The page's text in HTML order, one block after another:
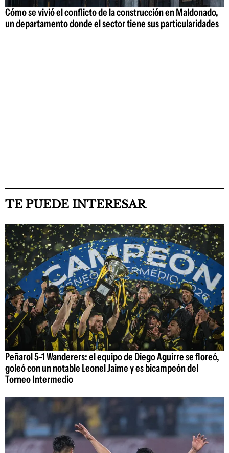
Cómo se vivió el conflicto de la construcción en Maldonado,
un departamento donde el sector tiene sus particularidades
TE PUEDE INTERESAR
Peñarol 5-1 Wanderers: el equipo de Diego Aguirre se floreó,
goleó con un notable Leonel Jaime y es bicampeón del
Torneo Intermedio